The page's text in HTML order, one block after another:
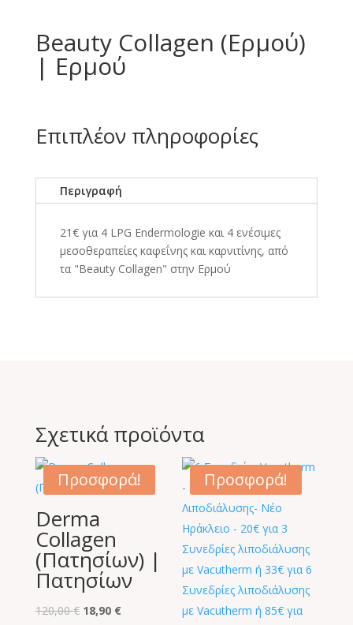
Beauty Collagen (Ερμού)
| Ερμού
Επιπλέον πληροφορίες
Περιγραφή
21€ για 4 LPG Endermologie και 4 ενέσιμες
μεσοθεραπείες καφεΐνης και καρνιτίνης, από
τα "Beauty Collagen" στην Ερμού
Σχετικά προϊόντα
Προσφορά!
Derma
Collagen
(Πατησίων) |
Πατησίων
120,00€ Original
18,90 €Η
Προσφορά!